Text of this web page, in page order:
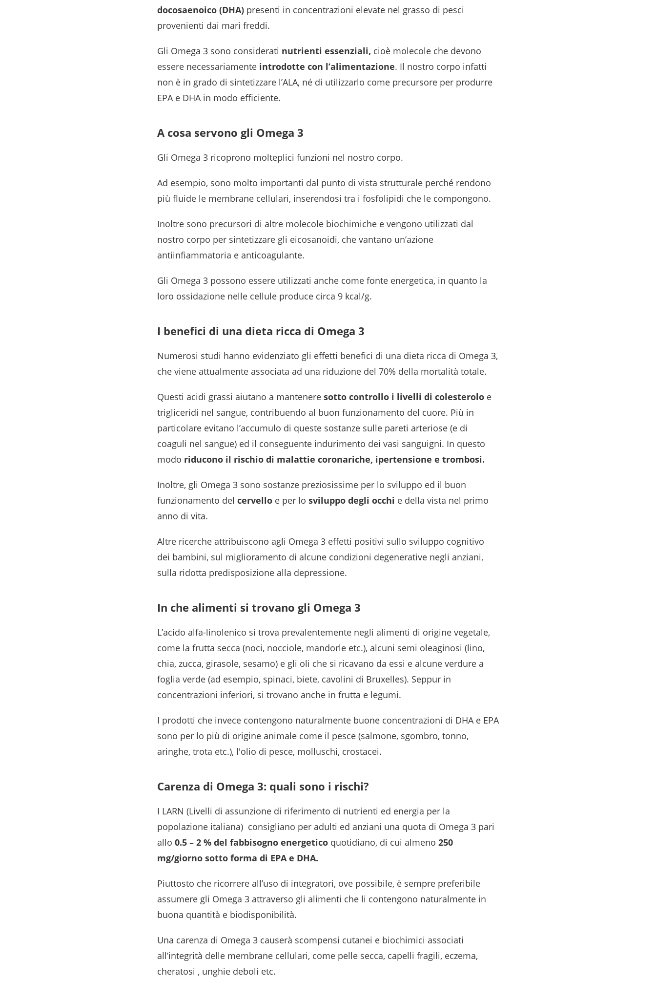
docosaenoico (DHA) presenti in concentrazioni elevate nel grasso di pesci
provenienti dai mari freddi.
Gli Omega 3 sono considerati nutrienti essenziali, cioè molecole che devono
essere necessariamente introdotte con l’alimentazione. Il nostro corpo infatti
non è in grado di sintetizzare l’ALA, né di utilizzarlo come precursore per produrre
EPA e DHA in modo efficiente.
A cosa servono gli Omega 3
Gli Omega 3 ricoprono molteplici funzioni nel nostro corpo.
Ad esempio, sono molto importanti dal punto di vista strutturale perché rendono
più fluide le membrane cellulari, inserendosi tra i fosfolipidi che le compongono.
Inoltre sono precursori di altre molecole biochimiche e vengono utilizzati dal
nostro corpo per sintetizzare gli eicosanoidi, che vantano un’azione
antiinfiammatoria e anticoagulante.
Gli Omega 3 possono essere utilizzati anche come fonte energetica, in quanto la
loro ossidazione nelle cellule produce circa 9 kcal/g.
I benefici di una dieta ricca di Omega 3
Numerosi studi hanno evidenziato gli effetti benefici di una dieta ricca di Omega 3,
che viene attualmente associata ad una riduzione del 70% della mortalità totale.
Questi acidi grassi aiutano a mantenere sotto controllo i livelli di colesterolo e
trigliceridi nel sangue, contribuendo al buon funzionamento del cuore. Più in
particolare evitano l’accumulo di queste sostanze sulle pareti arteriose (e di
coaguli nel sangue) ed il conseguente indurimento dei vasi sanguigni. In questo
modo riducono il rischio di malattie coronariche, ipertensione e trombosi.
Inoltre, gli Omega 3 sono sostanze preziosissime per lo sviluppo ed il buon
funzionamento del cervello e per lo sviluppo degli occhi e della vista nel primo
anno di vita.
Altre ricerche attribuiscono agli Omega 3 effetti positivi sullo sviluppo cognitivo
dei bambini, sul miglioramento di alcune condizioni degenerative negli anziani,
sulla ridotta predisposizione alla depressione.
In che alimenti si trovano gli Omega 3
L’acido alfa-linolenico si trova prevalentemente negli alimenti di origine vegetale,
come la frutta secca (noci, nocciole, mandorle etc.), alcuni semi oleaginosi (lino,
chia, zucca, girasole, sesamo) e gli oli che si ricavano da essi e alcune verdure a
foglia verde (ad esempio, spinaci, biete, cavolini di Bruxelles). Seppur in
concentrazioni inferiori, si trovano anche in frutta e legumi.
I prodotti che invece contengono naturalmente buone concentrazioni di DHA e EPA
sono per lo più di origine animale come il pesce (salmone, sgombro, tonno,
aringhe, trota etc.), l'olio di pesce, molluschi, crostacei.
Carenza di Omega 3: quali sono i rischi?
I LARN (Livelli di assunzione di riferimento di nutrienti ed energia per la
popolazione italiana) consigliano per adulti ed anziani una quota di Omega 3 pari
allo 0.5 – 2 % del fabbisogno energetico quotidiano, di cui almeno 250
mg/giorno sotto forma di EPA e DHA.
Piuttosto che ricorrere all’uso di integratori, ove possibile, è sempre preferibile
assumere gli Omega 3 attraverso gli alimenti che li contengono naturalmente in
buona quantità e biodisponibilità.
Una carenza di Omega 3 causerà scompensi cutanei e biochimici associati
all’integrità delle membrane cellulari, come pelle secca, capelli fragili, eczema,
cheratosi , unghie deboli etc.